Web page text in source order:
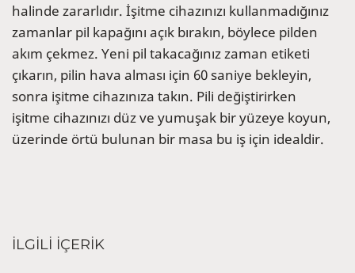
halinde zararlıdır. İşitme cihazınızı kullanmadığınız
zamanlar pil kapağını açık bırakın, böylece pilden
akım çekmez. Yeni pil takacağınız zaman etiketi
çıkarın, pilin hava alması için 60 saniye bekleyin,
sonra işitme cihazınıza takın. Pili değiştirirken
işitme cihazınızı düz ve yumuşak bir yüzeye koyun,
üzerinde örtü bulunan bir masa bu iş için idealdir.
İLGİLİ İÇERİK